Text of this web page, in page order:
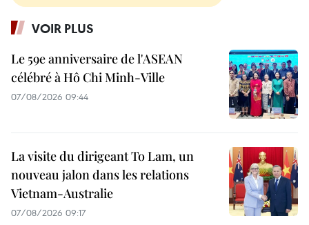
VOIR PLUS
Le 59e anniversaire de l'ASEAN
célébré à Hô Chi Minh-Ville
07/08/2026 09:44
La visite du dirigeant To Lam, un
nouveau jalon dans les relations
Vietnam-Australie
07/08/2026 09:17